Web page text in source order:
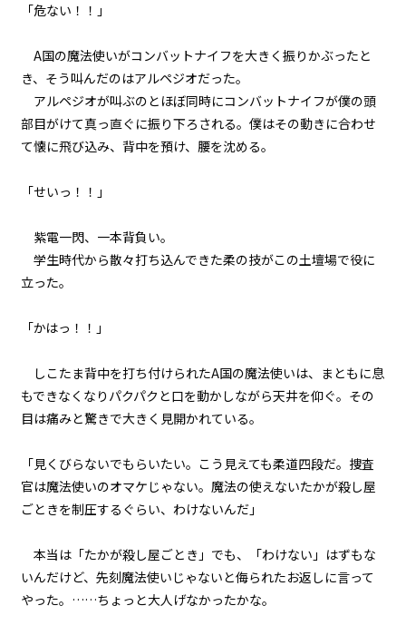
＜４＞
第１話
『Serial killer（連続殺人鬼）』
＜５＞
第１話
＜８＞
第１話
第１話
『Serial killer（連続殺人鬼）』
第１話
『Serial killer（連続殺人鬼）』
＜１１＞
「危ない！！」
A国の魔法使いがコンバットナイフを大きく振りかぶったと
き、そう叫んだのはアルペジオだった。
アルペジオが叫ぶのとほぼ同時にコンバットナイフが僕の頭
部目がけて真っ直ぐに振り下ろされる。僕はその動きに合わせ
て懐に飛び込み、背中を預け、腰を沈める。
「せいっ！！」
紫電一閃、一本背負い。
学生時代から散々打ち込んできた柔の技がこの土壇場で役に
立った。
「かはっ！！」
しこたま背中を打ち付けられたA国の魔法使いは、まともに息
もできなくなりパクパクと口を動かしながら天井を仰ぐ。その
目は痛みと驚きで大きく見開かれている。
「見くびらないでもらいたい。こう見えても柔道四段だ。捜査
官は魔法使いのオマケじゃない。魔法の使えないたかが殺し屋
ごときを制圧するぐらい、わけないんだ」
本当は「たかが殺し屋ごとき」でも、「わけない」はずもな
いんだけど、先刻魔法使いじゃないと侮られたお返しに言って
やった。……ちょっと大人げなかったかな。